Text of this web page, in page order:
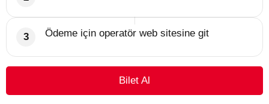
Ödeme için operatör web sitesine git
Bilet Al